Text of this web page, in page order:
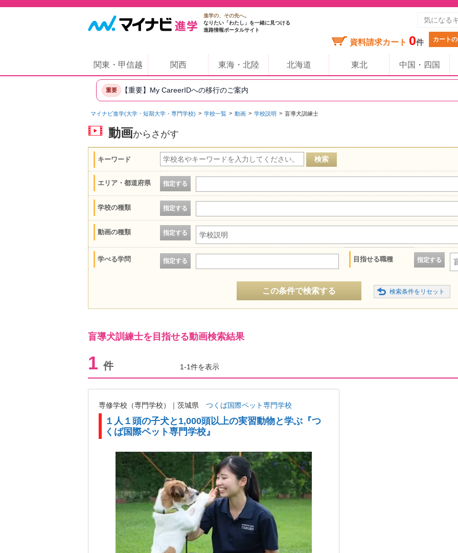
進学の、その先へ。
なりたい「わたし」を一緒に見つける
進路情報ポータルサイト
資料請求カート 0件 カート
関東・甲信越 関西 東海・北陸 北海道 東北 中国・四国
重要 【重要】My CareerIDへの移行のご案内
マイナビ進学(大学・短期大学・専門学校) 学校一覧 動画 学校説明 盲導犬訓練士
動画からさがす
キーワード
エリア・都道府県 指定する
学校の種類 指定する
動画の種類 指定する 学校説明
学べる学問 指定する 目指せる職種 指定する
この条件で検索する
盲導犬訓練士を目指せる動画検索結果
1 件 1-1件を表示
専修学校（専門学校）｜茨城県 つくば国際ペット専門学校
１人１頭の子犬と1,000頭以上の実習動物と学ぶ『つ
くば国際ペット専門学校』